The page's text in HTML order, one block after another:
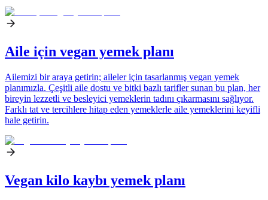
Aile için vegan yemek planı
Ailemizi bir araya getirin; aileler için tasarlanmış vegan yemek
planımızla. Çeşitli aile dostu ve bitki bazlı tarifler sunan bu plan, her
bireyin lezzetli ve besleyici yemeklerin tadını çıkarmasını sağlıyor.
Farklı tat ve tercihlere hitap eden yemeklerle aile yemeklerini keyifli
hale getirin.
Vegan kilo kaybı yemek planı